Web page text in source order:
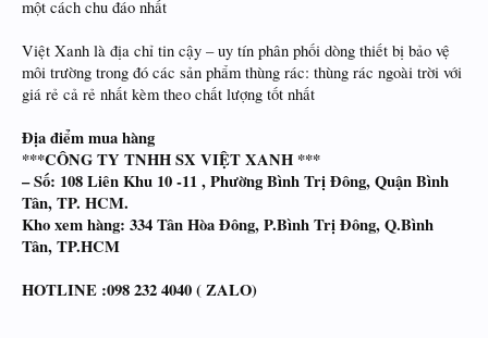
một cách chu đáo nhất
Việt Xanh là địa chỉ tin cậy – uy tín phân phối dòng thiết bị bảo vệ
môi trường trong đó các sản phẩm thùng rác: thùng rác ngoài trời với
giá rẻ cả rẻ nhất kèm theo chất lượng tốt nhất
Địa điểm mua hàng
***CÔNG TY TNHH SX VIỆT XANH ***
– Số: 108 Liên Khu 10 -11 , Phường Bình Trị Đông, Quận Bình
Tân, TP. HCM.
Kho xem hàng: 334 Tân Hòa Đông, P.Bình Trị Đông, Q.Bình
Tân, TP.HCM
HOTLINE :098 232 4040 ( ZALO)